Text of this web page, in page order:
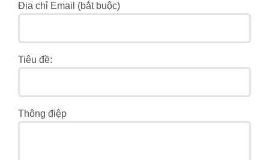
Địa chỉ Email (bắt buộc)
Tiêu đề:
Thông điệp